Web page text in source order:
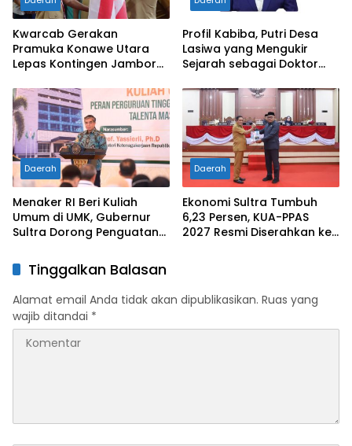
Kwarcab Gerakan
Pramuka Konawe Utara
Lepas Kontingen Jambore
Ikbar: Tunjukkan Karakter
Generasi Muda Konut yang
Disiplin dan Berprestasi
Profil Kabiba, Putri Desa
Lasiwa yang Mengukir
Sejarah sebagai Doktor
Kelahirannya
Daerah
Menaker RI Beri Kuliah
Umum di UMK, Gubernur
Sultra Dorong Penguatan
Dunia Kerja
Daerah
Ekonomi Sultra Tumbuh
6,23 Persen, KUA-PPAS
2027 Resmi Diserahkan ke
Tinggalkan Balasan
Alamat email Anda tidak akan dipublikasikan. Ruas yang
wajib ditandai *